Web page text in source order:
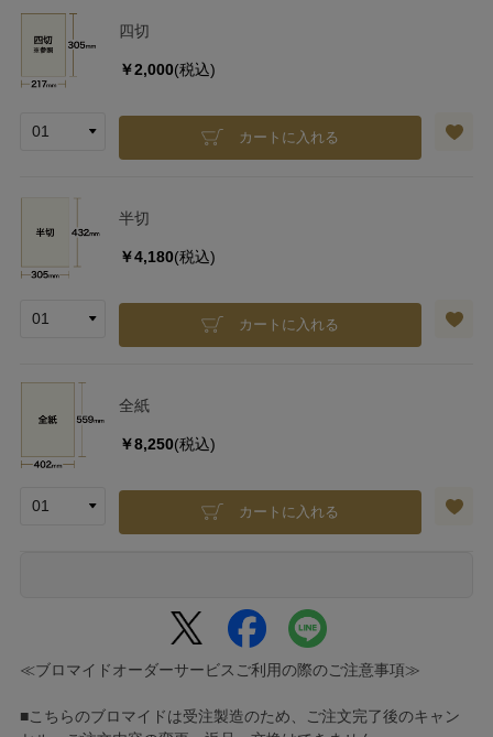
四切
￥2,000(税込)
カートに入れる
半切
￥4,180(税込)
カートに入れる
全紙
￥8,250(税込)
カートに入れる
≪ブロマイドオーダーサービスご利用の際のご注意事項≫
■こちらのブロマイドは受注製造のため、ご注文完了後のキャン